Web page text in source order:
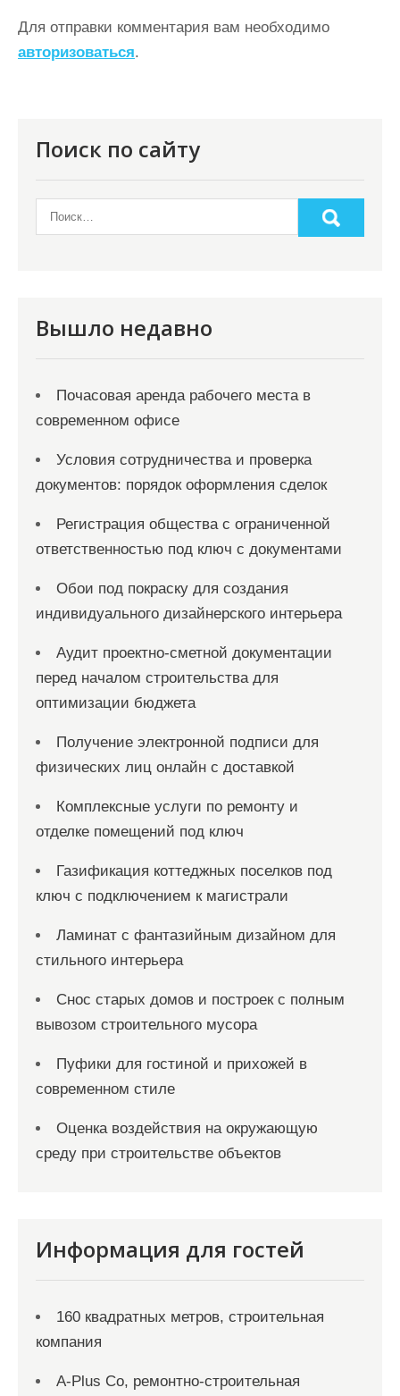
и
я
Для отправки комментария вам необходимо
авторизоваться.
Поиск по сайту
Вышло недавно
Почасовая аренда рабочего места в
современном офисе
Условия сотрудничества и проверка
документов: порядок оформления сделок
Регистрация общества с ограниченной
ответственностью под ключ с документами
Обои под покраску для создания
индивидуального дизайнерского интерьера
Аудит проектно-сметной документации
перед началом строительства для
оптимизации бюджета
Получение электронной подписи для
физических лиц онлайн с доставкой
Комплексные услуги по ремонту и
отделке помещений под ключ
Газификация коттеджных поселков под
ключ с подключением к магистрали
Ламинат с фантазийным дизайном для
стильного интерьера
Снос старых домов и построек с полным
вывозом строительного мусора
Пуфики для гостиной и прихожей в
современном стиле
Оценка воздействия на окружающую
среду при строительстве объектов
Информация для гостей
160 квадратных метров, строительная
компания
A-Plus Co, ремонтно-строительная